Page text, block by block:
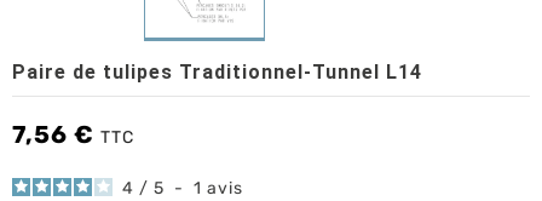
Paire de tulipes Traditionnel-Tunnel L14
7,56 € TTC
4 / 5 - 1 avis